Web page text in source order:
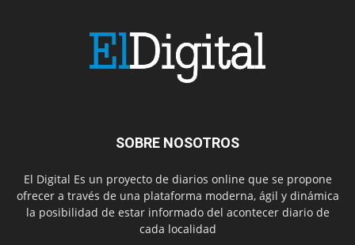
SOBRE NOSOTROS
El Digital Es un proyecto de diarios online que se propone
ofrecer a través de una plataforma moderna, ágil y dinámica
la posibilidad de estar informado del acontecer diario de
cada localidad